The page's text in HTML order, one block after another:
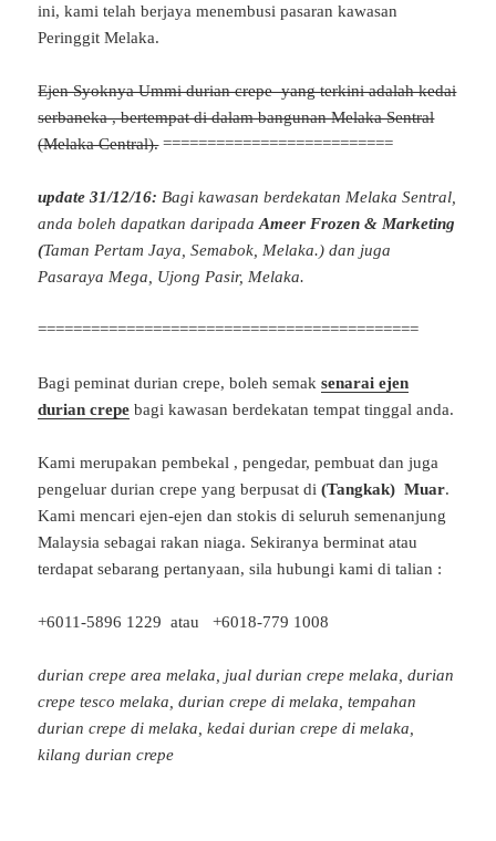
ini, kami telah berjaya menembusi pasaran kawasan
Peringgit Melaka.
Ejen Syoknya Ummi durian crepe yang terkini adalah kedai
serbaneka , bertempat di dalam bangunan Melaka Sentral
(Melaka Central).==========================
update 31/12/16: Bagi kawasan berdekatan Melaka Sentral,
anda boleh dapatkan daripadaAmeer Frozen & Marketing
(Taman Pertam Jaya, Semabok, Melaka.) dan juga
Pasaraya Mega, Ujong Pasir, Melaka.
===========================================
Bagi peminat durian crepe, boleh semak senarai ejen
durian crepe bagi kawasan berdekatan tempat tinggal anda.
Kami merupakan pembekal , pengedar, pembuat dan juga
pengeluar durian crepe yang berpusat di(Tangkak) Muar.
Kami mencari ejen-ejen dan stokis di seluruh semenanjung
Malaysia sebagai rakan niaga. Sekiranya berminat atau
terdapat sebarang pertanyaan, sila hubungi kami di talian :
+6011-5896 1229 atau +6018-779 1008
durian crepe area melaka, jual durian crepe melaka,durian
crepe tesco melaka, durian crepe di melaka,tempahan
durian crepe di melaka,kedai durian crepe di melaka,
kilang durian crepe